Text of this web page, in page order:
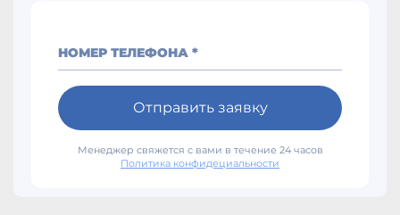
НОМЕР ТЕЛЕФОНА *
Отправить заявку
Менеджер свяжется с вами в течение 24 часов
Политика конфидециальности